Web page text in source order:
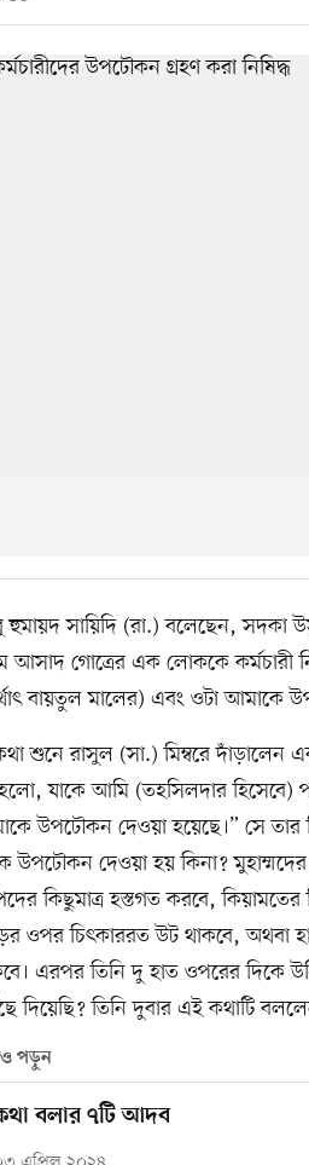
সায়িদি (রা.) বলেছেন, সদকা
আসাদ গোত্রের এক লোককে
বায়তুল মালের) এবং ওটা আমাকে
শুনে রাসুল (সা.) মিম্বরে দাঁড়ালেন
যাকে আমি (তহসিলদার
উপঢৌকন দেওয়া হয়েছে।” সে তার
উপঢৌকন দেওয়া হয় কিনা?
কিছুমাত্র হস্তগত করবে,
ওপর চিৎকাররত উট থাকবে, অথবা
এরপর তিনি দু হাত ওপরের দিকে
দিয়েছি? তিনি দুবার এই কথাটি
পড়ুন
বলার ৭টি আদব